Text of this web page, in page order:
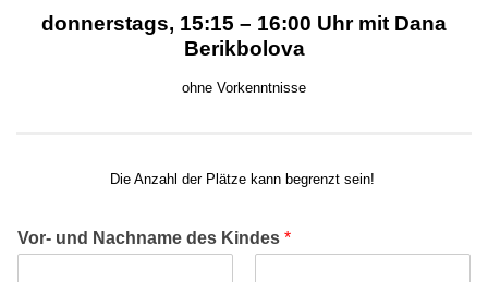
donnerstags, 15:15 – 16:00 Uhr mit Dana
Berikbolova
ohne Vorkenntnisse
Die Anzahl der Plätze kann begrenzt sein!
Vor- und Nachname des Kindes *